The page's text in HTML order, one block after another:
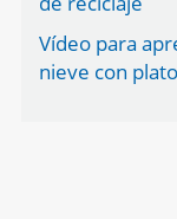
Vídeo para
nieve con